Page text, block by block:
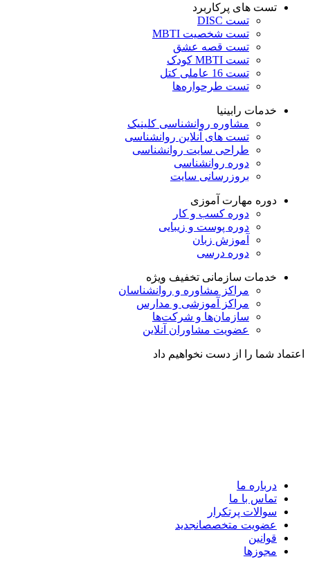
تست های پرکاربرد
تست DISC
تست شخصیت MBTI
تست قصه عشق
تست MBTI کودک
تست 16 عاملی کتل
تست طرحواره‌ها
خدمات رابینیا
مشاوره روانشناسی کلینیک
تست های آنلاین روانشناسی
طراحی سایت روانشناسی
دوره روانشناسی
بروزرسانی سایت
دوره مهارت آموزی
دوره کسب و کار
دوره پوست و زیبایی
آموزش زبان
دوره درسی
خدمات سازمانی تخفیف ویژه
مراکز مشاوره و روانشناسان
مراکز آموزشی و مدارس
سازمان‌ها و شرکت‌ها
عضویت مشاوران آنلاین
اعتماد شما را از دست نخواهیم داد
درباره ما
تماس با ما
سوالات پرتکرار
عضویت متخصصانجدید
قوانین
مجوزها